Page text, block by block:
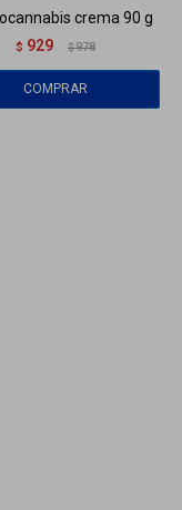
crema 90 g
$ 929 $ 978